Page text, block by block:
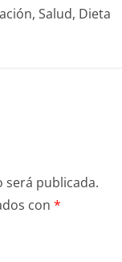
Salud, Dieta
publicada.
con *